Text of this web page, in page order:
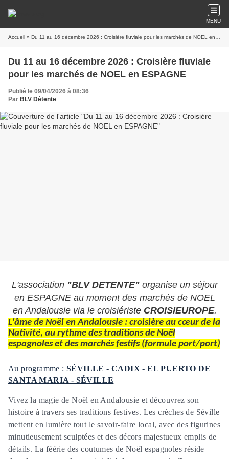
MENU
Accueil » Du 11 au 16 décembre 2026 : Croisière fluviale pour les marchés de NOEL en ESPAGNE
Du 11 au 16 décembre 2026 : Croisière fluviale
pour les marchés de NOEL en ESPAGNE
Publié le 09/04/2026 à 08:36
Par BLV Détente
L'association "BLV DETENTE"organise un séjour
en ESPAGNE au moment des marchés de NOEL
en Andalousie via le croisiériste CROISIEUROPE.
L'âme de Noël en Andalousie : croisière au cœur de la
Nativité, au rythme des traditions de Noël
espagnoles et des marchés festifs (formule port/port)
Au programme : SÉVILLE - CADIX - EL PUERTO DE
SANTA MARIA - SÉVILLE
Vivez la magie de Noël en Andalousie et découvrez son
histoire à travers ses traditions festives. Les crèches de Séville
mettent en lumière tout le savoir-faire local, avec des figurines
minutieusement sculptées et des décors majestueux emplis de
détails. La féérie des coutumes de Noël espagnoles réside